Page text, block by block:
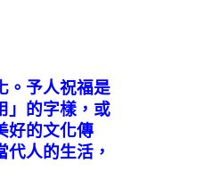
。予人祝福是
」的字樣，或
好的文化傳
人的生活，